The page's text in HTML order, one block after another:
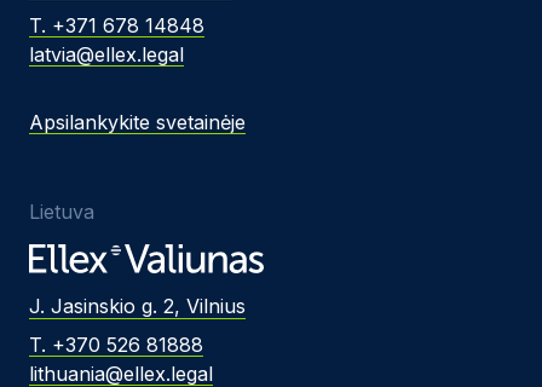
T. +371 678 14848
latvia@ellex.legal
Apsilankykite svetainėje
Lietuva
J. Jasinskio g. 2, Vilnius
T. +370 526 81888
lithuania@ellex.legal